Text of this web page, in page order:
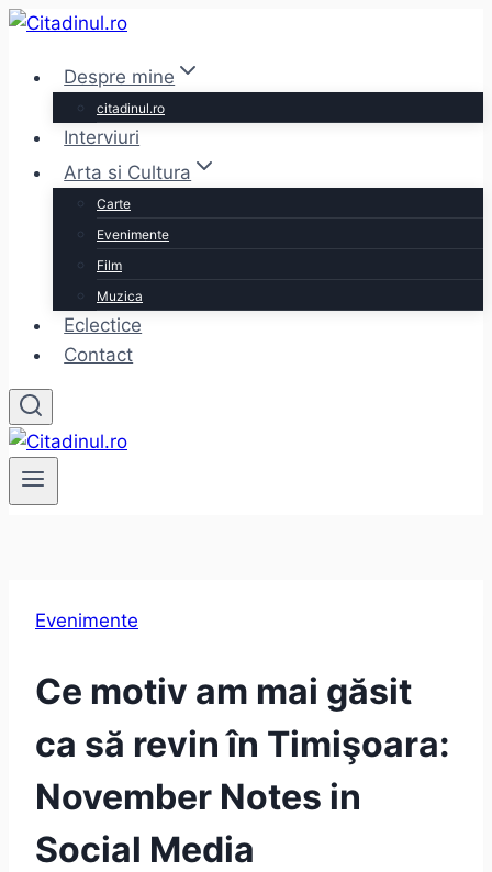
Skip
contentDespre mine
citadinul.ro
Interviuri
Arta si Cultura
Carte
Evenimente
Film
Muzica
Eclectice
Contact
Evenimente
Ce motiv am mai găsit
ca să revin în Timişoara:
November Notes in
Social Media